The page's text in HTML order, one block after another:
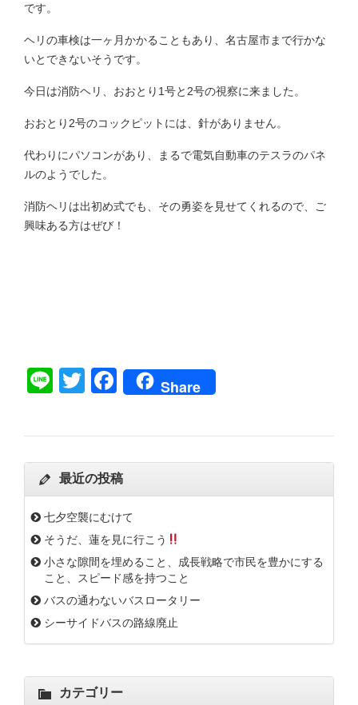
です。
ヘリの車検は一ヶ月かかることもあり、名古屋市まで行かな
いとできないそうです。
今日は消防ヘリ、おおとり1号と2号の視察に来ました。
おおとり2号のコックピットには、針がありません。
代わりにパソコンがあり、まるで電気自動車のテスラのパネ
ルのようでした。
消防ヘリは出初め式でも、その勇姿を見せてくれるので、ご
興味ある方はぜび！
LineTwitterFacebook
Share
最近の投稿
七夕空襲にむけて
そうだ、蓮を見に行こう
小さな隙間を埋めること、成長戦略で市民を豊かにする
こと、スピード感を持つこと
バスの通わないバスロータリー
シーサイドバスの路線廃止
カテゴリー